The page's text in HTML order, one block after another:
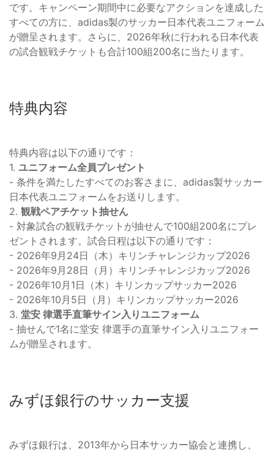
です。キャンペーン期間中に必要なアクションを達成した
すべての方に、adidas製のサッカー日本代表ユニフォーム
が贈呈されます。さらに、2026年秋に行われる日本代表
の試合観戦チケットも合計100組200名に当たります。
特典内容
特典内容は以下の通りです：
1. ユニフォーム全員プレゼント
- 条件を満たしたすべてのお客さまに、adidas製サッカー
日本代表ユニフォームをお送りします。
2. 観戦ペアチケット抽せん
- 対象試合の観戦チケットが抽せんで100組200名にプレ
ゼントされます。試合日程は以下の通りです：
- 2026年9月24日（木）キリンチャレンジカップ2026
- 2026年9月28日（月）キリンチャレンジカップ2026
- 2026年10月1日（木）キリンカップサッカー2026
- 2026年10月5日（月）キリンカップサッカー2026
3. 堂安 律選手直筆サイン入りユニフォーム
- 抽せんで1名に堂安 律選手の直筆サイン入りユニフォー
ムが贈呈されます。
みずほ銀行のサッカー支援
みずほ銀行は、2013年から日本サッカー協会と連携し、